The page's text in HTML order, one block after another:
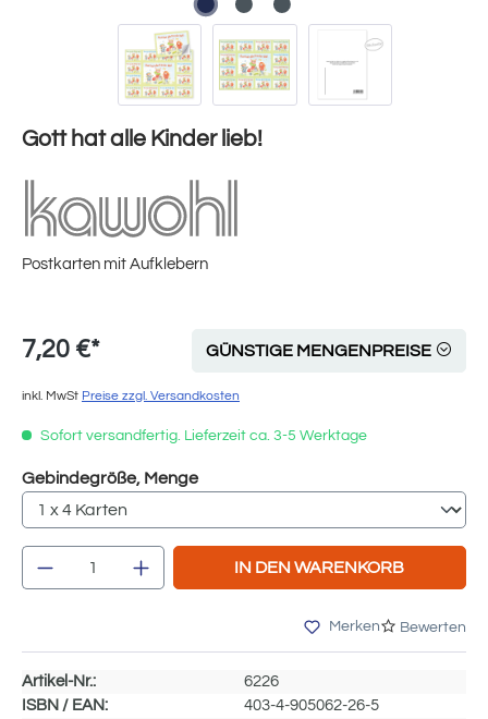
Gott hat alle Kinder lieb!
Postkarten mit Aufklebern
7,20 €* GÜNSTIGE MENGENPREISE
inkl. MwSt Preise zzgl. Versandkosten
Sofort versandfertig. Lieferzeit ca. 3-5 Werktage
Gebindegröße, Mengeauswählen
Produkt Anzahl: Gib den gewünschten
IN DEN WARENKORB
Merken Bewerten
Artikel-Nr.:
6226
ISBN / EAN:
403-4-905062-26-5